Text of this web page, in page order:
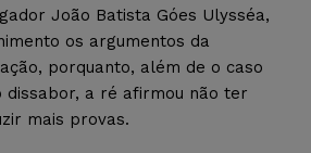
João Batista Góes Ulysséa,
os argumentos da
porquanto, além de o caso
a ré afirmou não ter
mais provas.